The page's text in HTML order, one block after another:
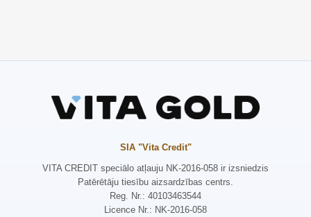
SIA "Vita Credit"
VITA CREDIT speciālo atļauju NK-2016-058 ir izsniedzis
Patērētāju tiesību aizsardzības centrs.
Reg. Nr.: 40103463544
Licence Nr.: NK-2016-058